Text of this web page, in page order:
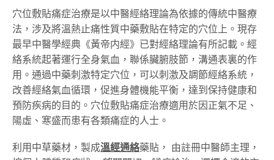
穴位敷貼痛症治療是以中醫經絡理論為依據的傳統中醫療
法，涉及將溫熱止痛性質中藥敷貼在特定的穴位上。現存
最早中醫學經典《黃帝内經》已對經絡理論有所記載。經
絡系統起著運行全身氣血，聯係臟腑肢節，溝通表裏的作
用。通過中藥刺激特定穴位，可以刺激及調節經絡系統，
改善經絡氣血循環，促進身體機能平衡，達到保持健康和
預防疾病的目的。穴位敷貼痛症治療適用於因正氣不足、
陽虛、寒盛而患有各類痛症的人士。
利用中草藥材，製成溫經通絡藥貼， 由註冊中醫師主理，